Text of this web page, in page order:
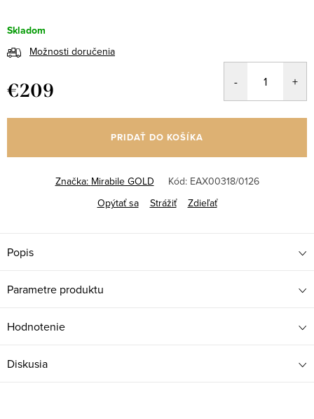
Skladom
Možnosti doručenia
€209
cena:
PRIDAŤ DO KOŠÍKA
Značka: Mirabile GOLD Kód: EAX00318/0126
Opýtať sa
Strážiť Zdieľať
Popis
Parametre produktu
Hodnotenie
Diskusia